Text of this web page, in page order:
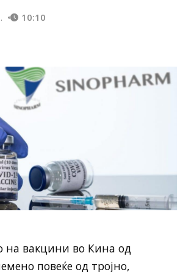
10:10
на вакцини во Кина од
повеќе од тројно,